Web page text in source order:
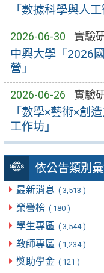
「數據科學與人
2026-06-30 實驗
中興大學「2026
營」
2026-06-26 實驗
「數學×藝術×創
工作坊」
依公告類別
最新消息 ( 3,513 )
榮譽榜 ( 180 )
學生專區 ( 3,544 )
教師專區 ( 1,234 )
獎助學金 ( 121 )